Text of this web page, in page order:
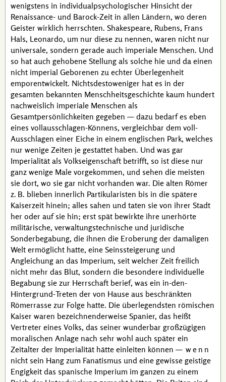
wenigstens in individualpsychologischer Hinsicht der
Renaissance- und Barock-Zeit in allen Ländern, wo deren
Geister wirklich herrschten. Shakespeare, Rubens, Frans
Hals, Leonardo, um nur diese zu nennen, waren nicht nur
universale, sondern gerade auch imperiale Menschen. Und
so hat auch gehobene Stellung als solche hie und da einen
nicht imperial Geborenen zu echter Überlegenheit
emporentwickelt. Nichtsdestoweniger hat es in der
gesamten bekannten Menschheitsgeschichte kaum hundert
nachweislich imperiale Menschen als
Gesamtpersönlichkeiten gegeben — dazu bedarf es eben
eines vollausschlagen-Könnens, vergleichbar dem voll-
Ausschlagen einer Eiche in einem englischen Park, welches
nur wenige Zeiten je gestattet haben. Und was gar
Imperialität als Volkseigenschaft betrifft, so ist diese nur
ganz wenige Male vorgekommen, und sehen die meisten
sie dort, wo sie gar nicht vorhanden war. Die alten Römer
z. B. blieben innerlich Partikularisten bis in die spätere
Kaiserzeit hinein; alles sahen und taten sie von ihrer Stadt
her oder auf sie hin; erst spät bewirkte ihre unerhörte
militärische, verwaltungstechnische und juridische
Sonderbegabung, die ihnen die Eroberung der damaligen
Welt ermöglicht hatte, eine Seinssteigerung und
Angleichung an das Imperium, seit welcher Zeit freilich
nicht mehr das Blut, sondern die besondere individuelle
Begabung sie zur Herrschaft berief, was ein in-den-
Hintergrund-Treten der von Hause aus beschränkten
Römerrasse zur Folge hatte. Die überlegendsten römischen
Kaiser waren bezeichnenderweise Spanier, das heißt
Vertreter eines Volks, das seiner wunderbar großzügigen
moralischen Anlage nach sehr wohl auch später ein
Zeitalter der Imperialität hätte einleiten können — wenn
nicht sein Hang zum Fanatismus und eine gewisse geistige
Engigkeit das spanische Imperium im ganzen zu einem